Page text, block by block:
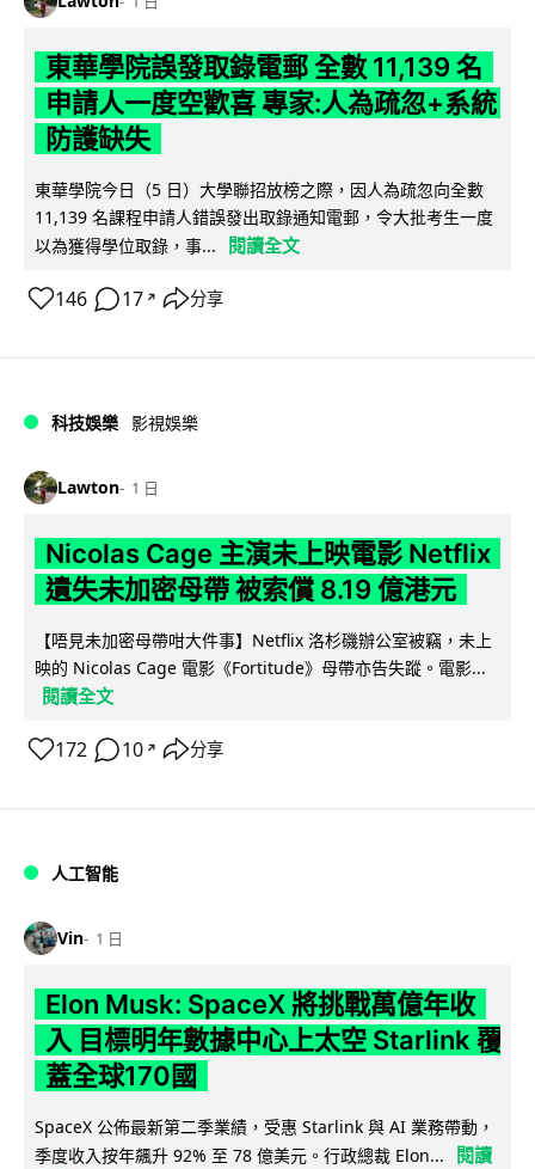
東華學院誤發取錄電郵 全數 11,139 名
申請人一度空歡喜 專家:人為疏忽+系統
防護缺失
東華學院今日（5 日）大學聯招放榜之際，因人為疏忽向全數
11,139 名課程申請人錯誤發出取錄通知電郵，令大批考生一度
以為獲得學位取錄，事...
閱讀全文
146 17 ↗ 分享
科技娛樂 影視娛樂
Lawton 1 日
Nicolas Cage 主演未上映電影 Netflix
遺失未加密母帶 被索償 8.19 億港元
【唔見未加密母帶咁大件事】Netflix 洛杉磯辦公室被竊，未上
映的 Nicolas Cage 電影《Fortitude》母帶亦告失蹤。電影...
閱讀全文
172 10 ↗ 分享
人工智能
Vin 1 日
Elon Musk: SpaceX 將挑戰萬億年收
入 目標明年數據中心上太空 Starlink 覆
蓋全球170國
SpaceX 公佈最新第二季業績，受惠 Starlink 與 AI 業務帶動，
季度收入按年飆升 92% 至 78 億美元。行政總裁 Elon...
閱讀